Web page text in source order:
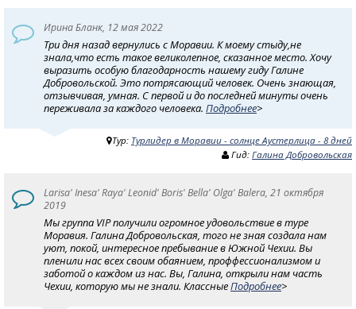
Ирина Бланк, 12 мая 2022
Три дня назад вернулись с Моравии. К моему стыду,не
знала,что есть такое великолепное, сказанное место. Хочу
выразить особую благодарность нашему гиду Галине
Добровольской. Это потрясающий человек. Очень знающая,
отзывчивая, умная. С первой и до последней минуты очень
переживала за каждого человека. Подробнее>
Тур: Турлидер в Моравии - солнце Аустерлица - 8 дней
Гид: Галина Добровольская
Larisa' Inesa' Raya' Leonid' Boris' Bella' Olga' Balera, 21 октября
2019
Мы группа VIP получили огромное удовольствие в туре
Моравия. Галина Добровольская, того не зная создала нам
уют, покой, интересное пребывание в Южной Чехии. Вы
пленили нас всех своим обаянием, проффессионализмом и
заботой о каждом из нас. Вы, Галина, открыли нам часть
Чехии, которую мы не знали. КлассныеПодробнее>